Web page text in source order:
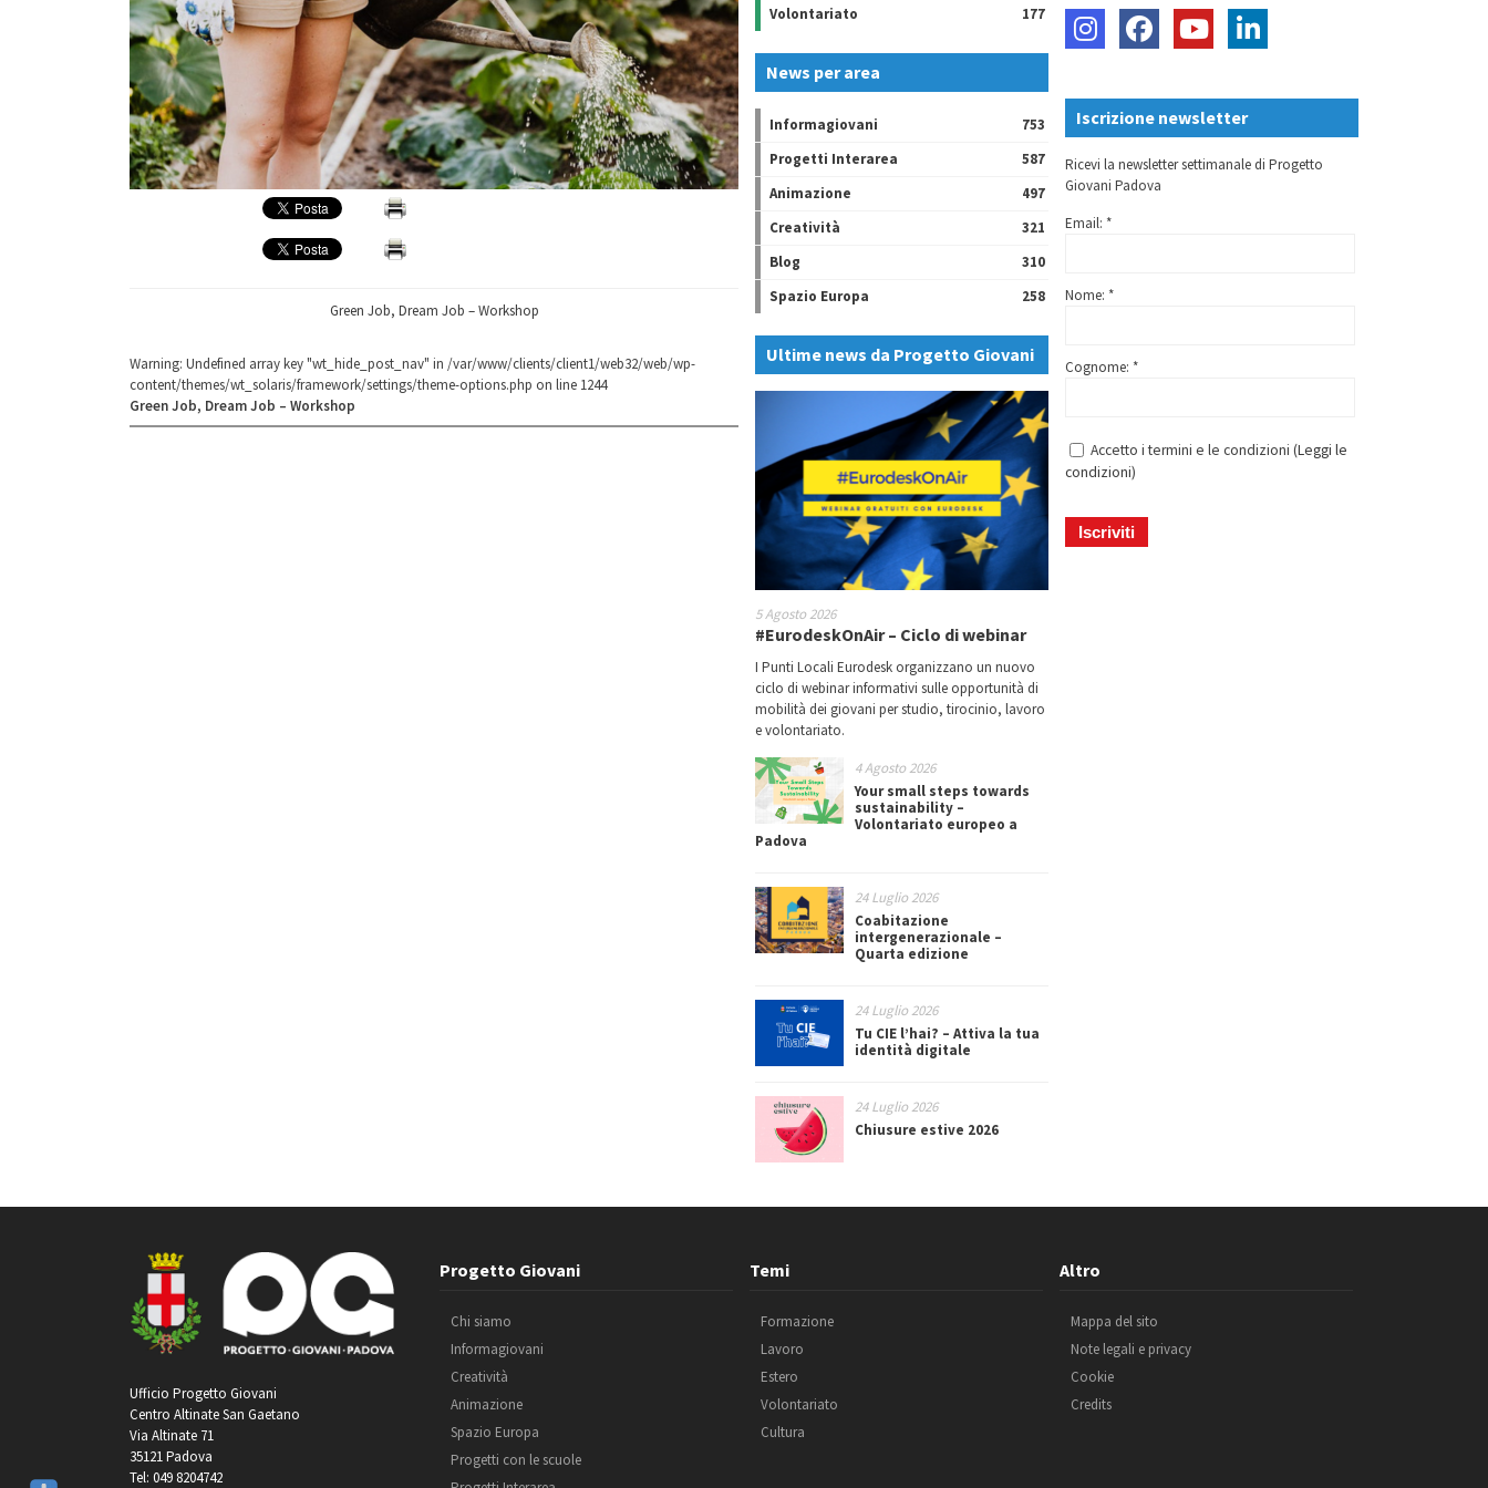
Green Job, Dream Job – Workshop
Warning: Undefined array key "wt_hide_post_nav" in /var/www/clients/client1/web32/web/wp-
content/themes/wt_solaris/framework/settings/theme-options.php on line 1244
Green Job, Dream Job – Workshop
Volontariato
177
News per area
Informagiovani
753
Progetti Interarea
587
Animazione
497
Creatività
321
Blog
310
Spazio Europa
258
Ultime news da Progetto Giovani
5 Agosto 2026
#EurodeskOnAir – Ciclo di webinar
I Punti Locali Eurodesk organizzano un nuovo
ciclo di webinar informativi sulle opportunità di
mobilità dei giovani per studio, tirocinio, lavoro
e volontariato.
4 Agosto 2026
Your small steps towards
sustainability –
Volontariato europeo a
Padova
24 Luglio 2026
Coabitazione
intergenerazionale –
Quarta edizione
24 Luglio 2026
Tu CIE l’hai? – Attiva la tua
identità digitale
24 Luglio 2026
Chiusure estive 2026
Iscrizione newsletter
Ricevi la newsletter settimanale di Progetto
Giovani Padova
Email: *
Nome: *
Cognome: *
Accetto i termini e le condizioni (Leggi le
condizioni)
Ufficio Progetto Giovani
Centro Altinate San Gaetano
Via Altinate 71
35121 Padova
Tel: 049 8204742
Progetto Giovani
Chi siamo
Informagiovani
Creatività
Animazione
Spazio Europa
Progetti con le scuole
Temi
Formazione
Lavoro
Estero
Volontariato
Cultura
Altro
Mappa del sito
Note legali e privacy
Cookie
Credits